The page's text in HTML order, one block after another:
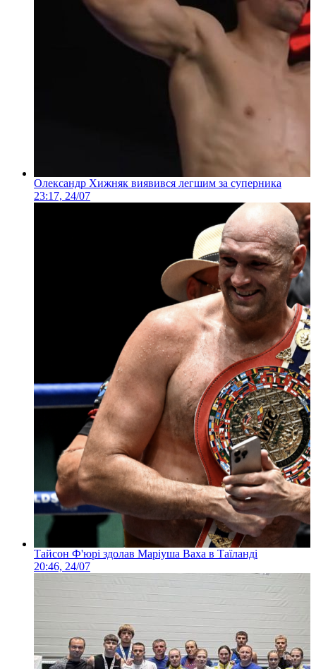
Олександр Хижняк виявився легшим за суперника
23:17, 24/07
Тайсон Ф'юрі здолав Маріуша Ваха в Таїланді
20:46, 24/07